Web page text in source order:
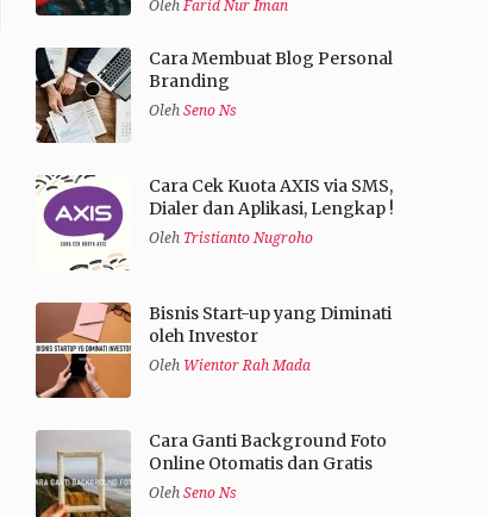
OlehFarid Nur Iman
Cara Membuat Blog Personal
Branding
Oleh Seno Ns
Cara Cek Kuota AXIS via SMS,
Dialer dan Aplikasi, Lengkap !
Oleh Tristianto Nugroho
Bisnis Start-up yang Diminati
oleh Investor
Oleh Wientor Rah Mada
Cara Ganti Background Foto
Online Otomatis dan Gratis
Oleh Seno Ns